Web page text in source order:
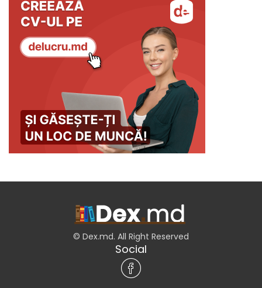
© Dex.md. All Right Reserved
Social